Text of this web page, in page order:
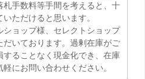
札手数料等手間を考えると、十
ただけると思います。
ョップ様、セレクトショップ
いております。過剰在庫がご
することなく現金化でき、在庫
にお問い合わせください。